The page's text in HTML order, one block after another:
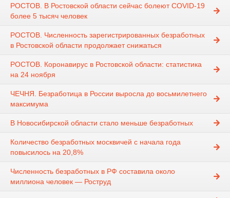
РОСТОВ. В Ростовской области сейчас болеют COVID-19
более 5 тысяч человек
РОСТОВ. Численность зарегистрированных безработных
в Ростовской области продолжает снижаться
РОСТОВ. Коронавирус в Ростовской области: статистика
на 24 ноября
ЧЕЧНЯ. Безработица в России выросла до восьмилетнего
максимума
В Новосибирской области стало меньше безработных
Количество безработных москвичей с начала года
повысилось на 20,8%
Численность безработных в РФ составила около
миллиона человек — Роструд